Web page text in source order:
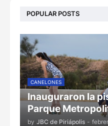
POPULAR POSTS
CANELONES
Inauguraron la
Parque
by JBC de Piriápolis -